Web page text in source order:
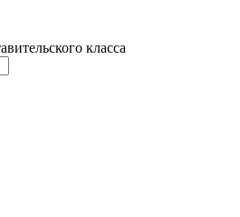
класса